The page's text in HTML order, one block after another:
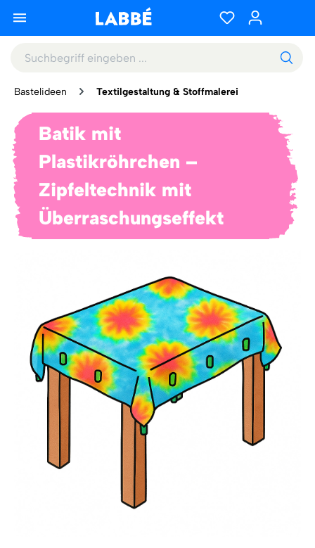
Bastelideen Textilgestaltung & Stoffmalerei
Batik mit
Plastikröhrchen –
Zipfeltechnik mit
Überraschungseffekt